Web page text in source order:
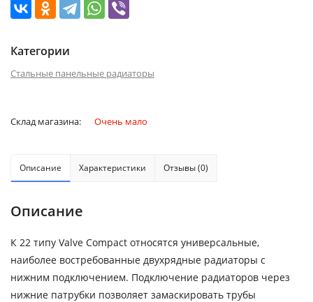
Категории
Стальные панельные радиаторы
Склад магазина: Очень мало
Описание Характеристики Отзывы (0)
Описание
К 22 типу Valve Compact относятся универсальные,
наиболее востребованные двухрядные радиаторы с
нижним подключением. Подключение радиаторов через
нижние патрубки позволяет замаскировать трубы